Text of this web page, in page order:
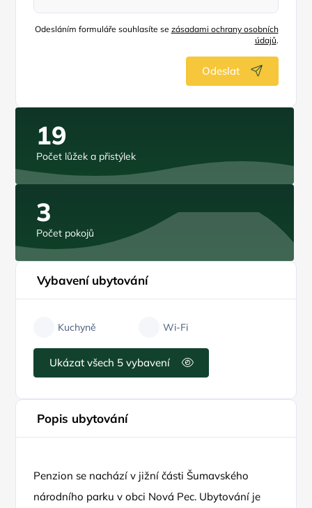
Odesláním formuláře souhlasíte se zásadami ochrany osobních
údajů.
Odeslat
19
Počet lůžek a přistýlek
3
Počet pokojů
Vybavení ubytování
Kuchyně Wi-Fi
Ukázat všech 5 vybavení
Popis ubytování
Penzion se nachází v jižní části Šumavského
národního parku v obci Nová Pec. Ubytování je